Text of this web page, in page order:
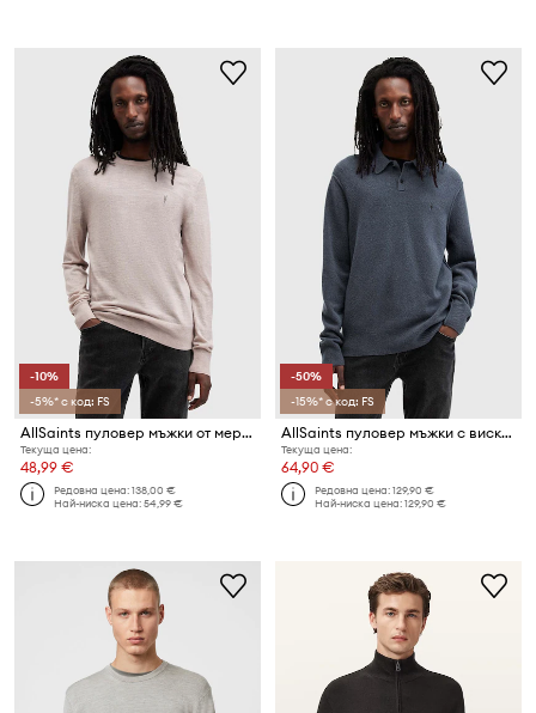
-10%
-5%* с код: FS
AllSaints пуловер мъжки от мериносова вълна
Текуща цена:
48,99 €
Редовна цена:138,00 €
Най-ниска цена:54,99 €
-50%
-15%* с код: FS
AllSaints пуловер мъжки с вискоза STATTEN
Текуща цена:
64,90 €
Редовна цена:129,90 €
Най-ниска цена:129,90 €